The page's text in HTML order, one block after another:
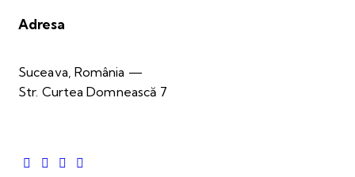
Adresa
Suceava, România —
Str. Curtea Domnească 7